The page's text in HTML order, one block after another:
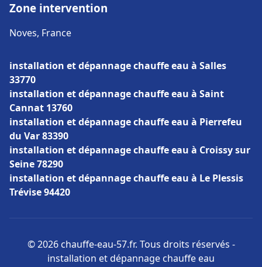
Zone intervention
Noves, France
installation et dépannage chauffe eau à Salles
33770
installation et dépannage chauffe eau à Saint
Cannat 13760
installation et dépannage chauffe eau à Pierrefeu
du Var 83390
installation et dépannage chauffe eau à Croissy sur
Seine 78290
installation et dépannage chauffe eau à Le Plessis
Trévise 94420
© 2026 chauffe-eau-57.fr. Tous droits réservés -
installation et dépannage chauffe eau